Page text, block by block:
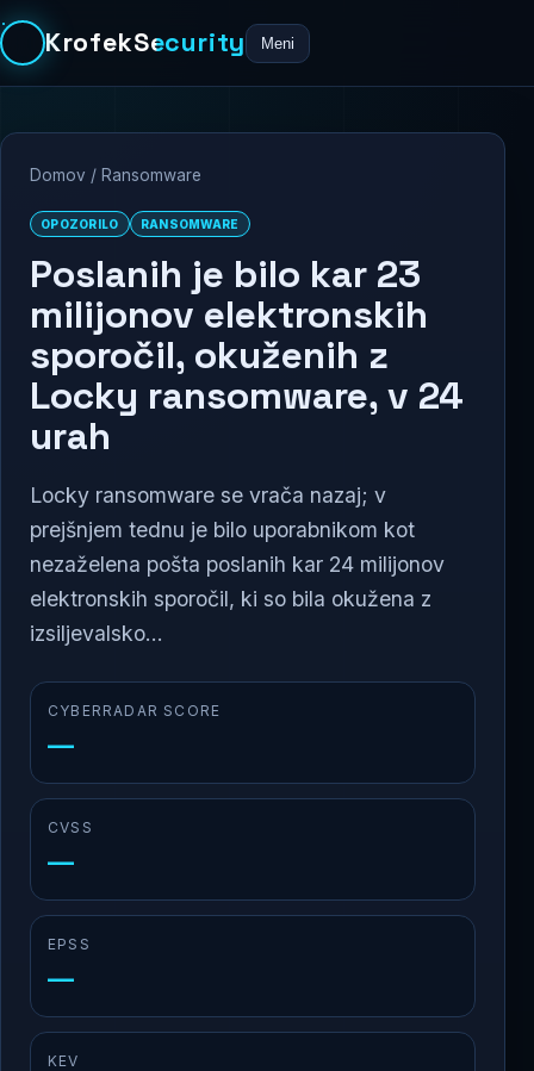
KrofekSecurity Meni
Domov / Ransomware
OPOZORILO RANSOMWARE
Poslanih je bilo kar 23
milijonov elektronskih
sporočil, okuženih z
Locky ransomware, v 24
urah
Locky ransomware se vrača nazaj; v
prejšnjem tednu je bilo uporabnikom kot
nezaželena pošta poslanih kar 24 milijonov
elektronskih sporočil, ki so bila okužena z
izsiljevalsko...
CYBERRADAR SCORE
—
CVSS
—
EPSS
—
KEV